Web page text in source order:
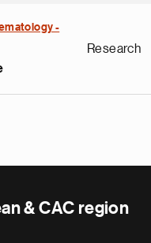
-
Research
& CAC region